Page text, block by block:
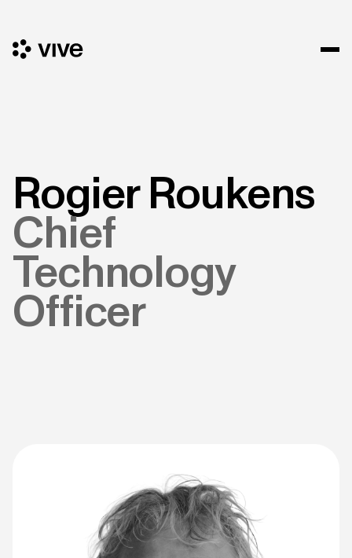
Rogier Roukens
Chief
Technology
Officer